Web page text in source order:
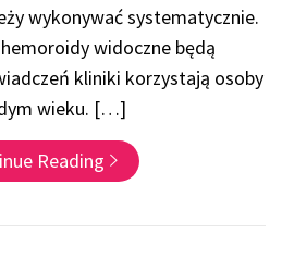
wykonywać systematycznie.
widoczne będą
kliniki korzystają osoby
wieku. […]
Reading